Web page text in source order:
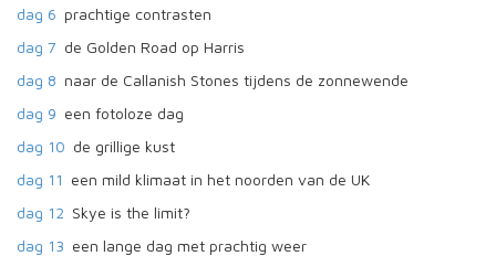
dag 6 prachtige contrasten
dag 7 de Golden Road op Harris
dag 8 naar de Callanish Stones tijdens de zonnewende
dag 9 een fotoloze dag
dag 10 de grillige kust
dag 11 een mild klimaat in het noorden van de UK
dag 12 Skye is the limit?
dag 13 een lange dag met prachtig weer